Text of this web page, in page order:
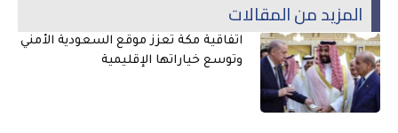
المزيد من المقالات
اتفاقية مكة تعزز موقع السعودية الأمني
وتوسع خياراتها الإقليمية